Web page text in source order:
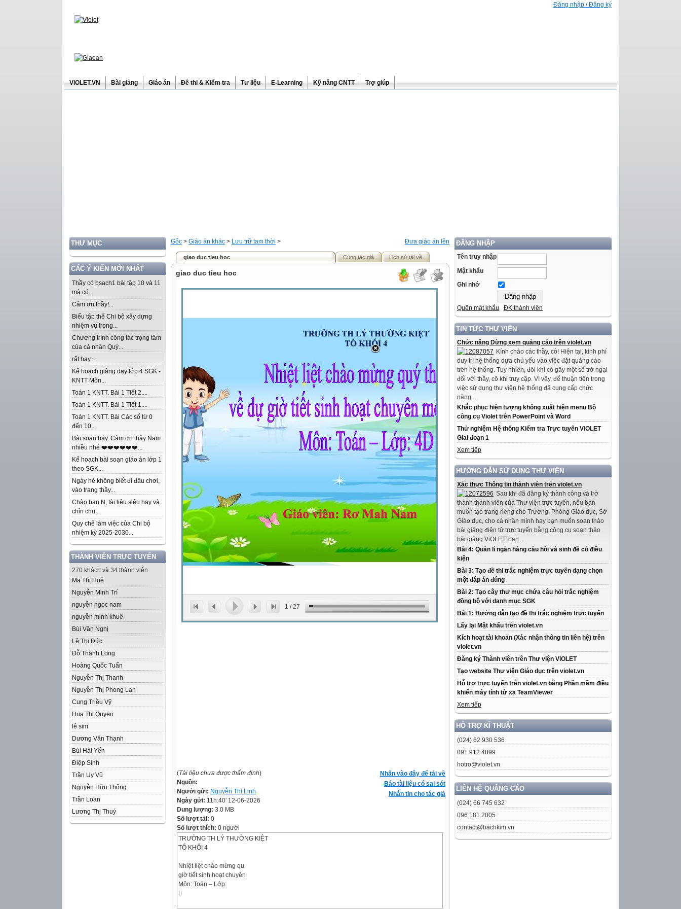
Đăng nhập / Đăng ký
ViOLET.VN Bài giảng Giáo án Đề thi & Kiểm tra Tư liệu E-Learning Kỹ năng CNTT Trợ giúp
THƯ MỤC
CÁC Ý KIẾN MỚI NHẤT
Thầy có bsach1 bài tập 10 và 11
mà có...
Cảm ơn thầy!...
Biểu tập thể Chi bộ xây dựng
nhiệm vụ trọng...
Chương trình công tác trọng tâm
của cá nhân Quý...
rất hay...
Kế hoạch giảng dạy lớp 4 SGK -
KNTT Môn...
Toán 1 KNTT. Bài 1 Tiết 2....
Toán 1 KNTT. Bài 1 Tiết 1....
Toán 1 KNTT. Bài Các số từ 0
đến 10...
Bài soạn hay. Cảm ơn thầy Nam
nhiều nhé ❤️❤️❤️❤️❤️❤️...
Kế hoạch bài soạn giáo án lớp 1
theo SGK...
Ngày hè không biết đi đâu chơi,
vào trang thầy...
Chào bạn N, tài liệu siêu hay và
chỉn chu...
Quy chế làm việc của Chi bộ
nhiệm kỳ 2025-2030...
THÀNH VIÊN TRỰC TUYẾN
270 khách và 34 thành viên
Ma Thị Huệ
Nguyễn Minh Trí
nguyễn ngọc nam
nguyễn minh khuê
Bùi Văn Nghị
Lê Thị Đức
Đỗ Thành Long
Hoàng Quốc Tuấn
Nguyễn Thị Thanh
Nguyễn Thị Phong Lan
Cung Triều Vỹ
Hua Thi Quyen
lê sim
Dương Văn Thạnh
Bùi Hải Yến
Điệp Sinh
Trần Uy Vũ
Nguyễn Hữu Thống
Trần Loan
Lương Thị Thuý
ĐĂNG NHẬP
Tên truy nhập
Mật khẩu
Ghi nhớ
Quên mật khẩu ĐK thành viên
TIN TỨC THƯ VIỆN
Chức năng Dừng xem quảng cáo trên violet.vn
Kính chào các thầy, cô! Hiện tại, kinh phí
duy trì hệ thống dựa chủ yếu vào việc đặt quảng cáo
trên hệ thống. Tuy nhiên, đôi khi có gây một số trở ngại
đối với thầy, cô khi truy cập. Vì vậy, để thuận tiện trong
việc sử dụng thư viện hệ thống đã cung cấp chức
năng...
Khắc phục hiện tượng không xuất hiện menu Bộ
công cụ Violet trên PowerPoint và Word
Thử nghiệm Hệ thống Kiểm tra Trực tuyến ViOLET
Giai đoạn 1
Xem tiếp
HƯỚNG DẪN SỬ DỤNG THƯ VIỆN
Xác thực Thông tin thành viên trên violet.vn
Sau khi đã đăng ký thành công và trở
thành thành viên của Thư viện trực tuyến, nếu bạn
muốn tạo trang riêng cho Trường, Phòng Giáo dục, Sở
Giáo dục, cho cá nhân mình hay bạn muốn soạn thảo
bài giảng điện tử trực tuyến bằng công cụ soạn thảo
bài giảng ViOLET, bạn...
Bài 4: Quản lí ngân hàng câu hỏi và sinh đề có điều
kiện
Bài 3: Tạo đề thi trắc nghiệm trực tuyến dạng chọn
một đáp án đúng
Bài 2: Tạo cây thư mục chứa câu hỏi trắc nghiệm
đồng bộ với danh mục SGK
Bài 1: Hướng dẫn tạo đề thi trắc nghiệm trực tuyến
Lấy lại Mật khẩu trên violet.vn
Kích hoạt tài khoản (Xác nhận thông tin liên hệ) trên
violet.vn
Đăng ký Thành viên trên Thư viện ViOLET
Tạo website Thư viện Giáo dục trên violet.vn
Hỗ trợ trực tuyến trên violet.vn bằng Phần mềm điều
khiển máy tính từ xa TeamViewer
Xem tiếp
HỖ TRỢ KĨ THUẬT
(024) 62 930 536
091 912 4899
hotro@violet.vn
LIÊN HỆ QUẢNG CÁO
(024) 66 745 632
096 181 2005
contact@bachkim.vn
Đưa giáo án lên
Gốc > Giáo án khác > Lưu trữ tạm thời >
giao duc tieu hoc Cùng tác giả Lịch sử tải về
giao duc tieu hoc
1 /27
Nhấn vào đây để tải về
Báo tài liệu có sai sót
Nhắn tin cho tác giả
(Tài liệu chưa được thẩm định)
Nguồn:
Người gửi: Nguyễn Thị Linh
Ngày gửi: 11h:40' 12-06-2026
Dung lượng: 3.0 MB
Số lượt tải: 0
Số lượt thích: 0 người
TRƯỜNG TH LÝ THƯỜNG KIỆT
TỔ KHỐI 4
Nhiệt liệt chào mừng qu
giờ tiết sinh hoạt chuyên
Môn: Toán – Lớp:
